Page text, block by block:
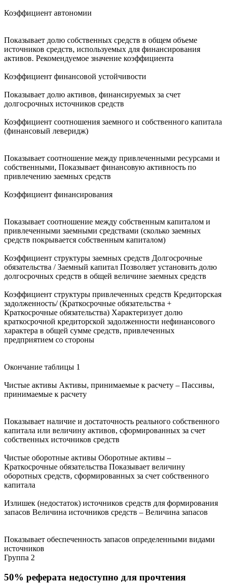
Коэффициент автономии
Показывает долю собственных средств в общем объеме
источников средств, используемых для финансирования
активов. Рекомендуемое значение коэффициента
Коэффициент финансовой устойчивости
Показывает долю активов, финансируемых за счет
долгосрочных источников средств
Коэффициент соотношения заемного и собственного капитала
(финансовый леверидж)
Показывает соотношение между привлеченными ресурсами и
собственными, Показывает финансовую активность по
привлечению заемных средств
Коэффициент финансирования
Показывает соотношение между собственным капиталом и
привлеченными заемными средствами (сколько заемных
средств покрывается собственным капиталом)
Коэффициент структуры заемных средств Долгосрочные
обязательства / Заемный капитал Позволяет установить долю
долгосрочных средств в общей величине заемных средств
Коэффициент структуры привлеченных средств Кредиторская
задолженность/ (Краткосрочные обязательства +
Краткосрочные обязательства) Характеризует долю
краткосрочной кредиторской задолженности нефинансового
характера в общей сумме средств, привлеченных
предприятием со стороны
Окончание таблицы 1
Чистые активы Активы, принимаемые к расчету – Пассивы,
принимаемые к расчету
Показывает наличие и достаточность реального собственного
капитала или величину активов, сформированных за счет
собственных источников средств
Чистые оборотные активы Оборотные активы –
Краткосрочные обязательства Показывает величину
оборотных средств, сформированных за счет собственного
капитала
Излишек (недостаток) источников средств для формирования
запасов Величина источников средств – Величина запасов
Показывает обеспеченность запасов определенными видами
источников
Группа 2
50% реферата недоступно для прочтения